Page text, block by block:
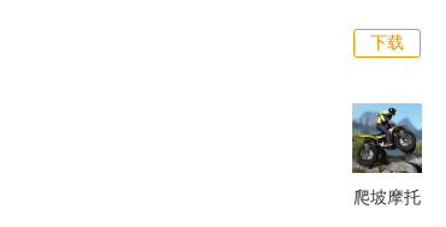
下载
爬坡摩托